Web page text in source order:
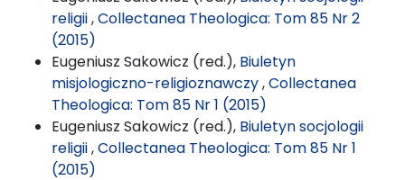
religii,Collectanea Theologica: Tom 85 Nr 2
(2015)
Eugeniusz Sakowicz (red.), Biuletyn
misjologiczno-religioznawczy,Collectanea
Theologica: Tom 85 Nr 1 (2015)
Eugeniusz Sakowicz (red.), Biuletyn socjologii
religii,Collectanea Theologica: Tom 85 Nr 1
(2015)